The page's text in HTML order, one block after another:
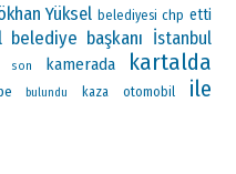
Yüksel belediyesi chp etti
belediye başkanı İstanbul
son kamerada kartalda
bulundu kaza otomobil ile